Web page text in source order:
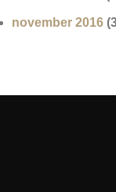
november 2016